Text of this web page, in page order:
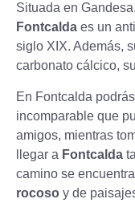
Situada en
Fontcalda es un
siglo XIX. Además,
carbonato cálcico,
En Fontcalda
incomparable que
amigos, mientras
llegar a Fontcalda
camino se
rocoso y de